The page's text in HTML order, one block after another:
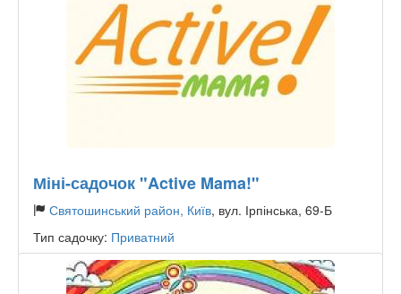
Міні-садочок "Active Mama!"
Святошинський район, Київ, вул. Ірпінська, 69-Б
Тип садочку: Приватний